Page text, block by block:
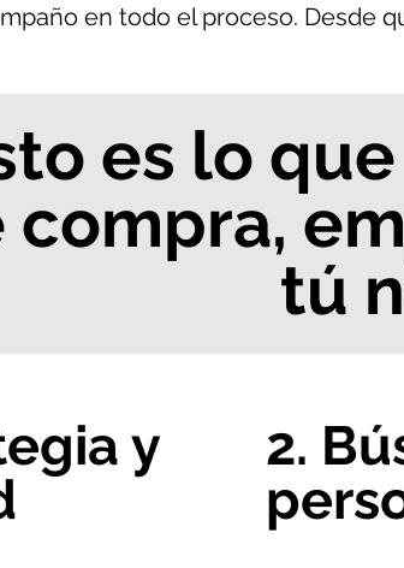
en todo el proceso. Desde
es lo
compra,
tú
y
2.